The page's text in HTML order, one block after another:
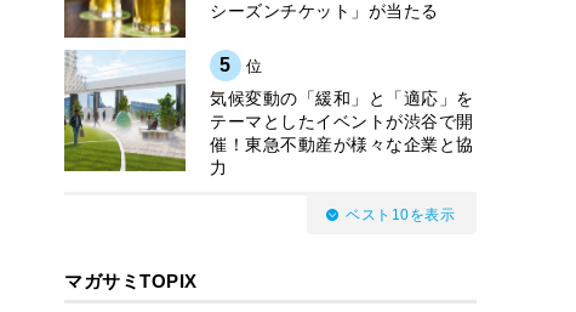
シーズンチケット」が当たる
5 位
気候変動の「緩和」と「適応」を
テーマとしたイベントが渋谷で開
催！東急不動産が様々な企業と協
力
ベスト10を表示
マガサミTOPIX